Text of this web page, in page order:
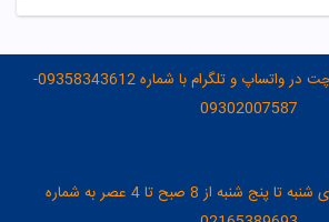
مشاوره رایگان بصورت چت در واتساپ و تلگرام با شماره 09358343612-
09302007587
تماس تلفنی در روزهای شنبه تا پنج شنبه از 8 صبح تا 4 عصر به شماره